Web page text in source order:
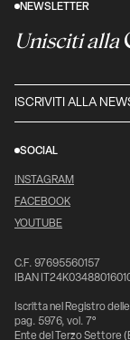
NEWSLETTER
Unisciti alla
ISCRIVITI ALLA
SOCIAL
INSTAGRAM
FACEBOOK
YOUTUBE
C.F. 97695560157
IBAN
Iscritta nel Registro
pag. 5976, vol. 7°
Ente del Terzo Settore